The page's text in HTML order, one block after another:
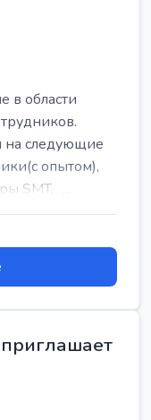
в области
следующие
опытом),
SMT, ...